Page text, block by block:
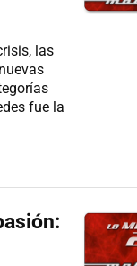
las
fue la